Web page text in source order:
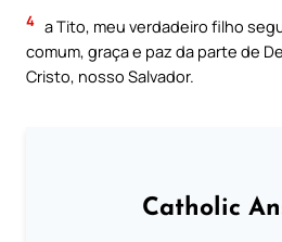
4 a Tito, meu verdadeiro filho
comum, graça e paz da parte de
Cristo, nosso Salvador.
Catholic